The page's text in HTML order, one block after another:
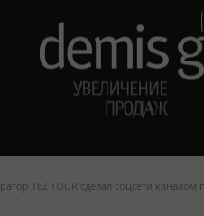
TEZ TOUR сделал соцсети